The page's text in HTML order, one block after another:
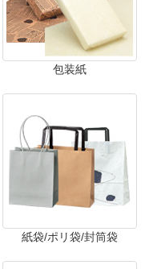
包装紙
紙袋/ポリ袋/封筒袋